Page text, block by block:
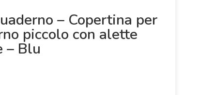
– Copertina per
piccolo con alette
– Blu